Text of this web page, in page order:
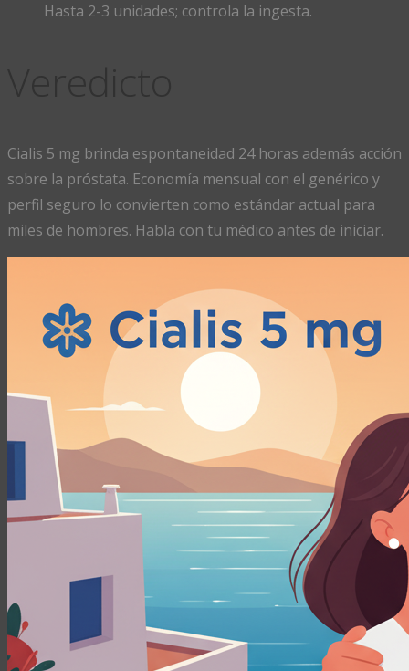
Hasta 2-3 unidades; controla la ingesta.
Cialis 5 mg brinda espontaneidad 24 horas además acción
sobre la próstata. Economía mensual con el genérico y
perfil seguro lo convierten como estándar actual para
miles de hombres. Habla con tu médico antes de iniciar.